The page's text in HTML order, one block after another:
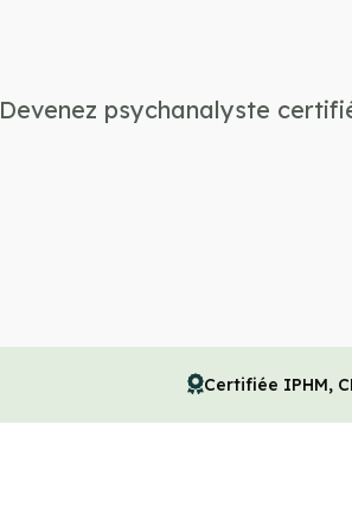
Devenez psychanalyste
Certifiée IPHM,